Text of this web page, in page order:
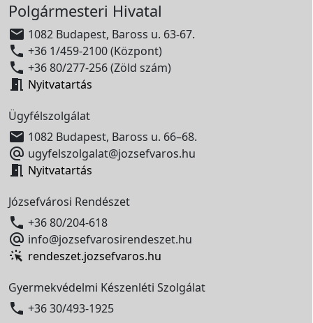
Polgármesteri Hivatal
 1082 Budapest, Baross u. 63-67.
 +36 1/459-2100 (Központ)
 +36 80/277-256 (Zöld szám)
 Nyitvatartás
Ügyfélszolgálat
 1082 Budapest, Baross u. 66–68.
 ugyfelszolgalat@jozsefvaros.hu
 Nyitvatartás
Józsefvárosi Rendészet
 +36 80/204-618
 info@jozsefvarosirendeszet.hu
rendeszet.jozsefvaros.hu
Gyermekvédelmi Készenléti Szolgálat
 +36 30/493-1925